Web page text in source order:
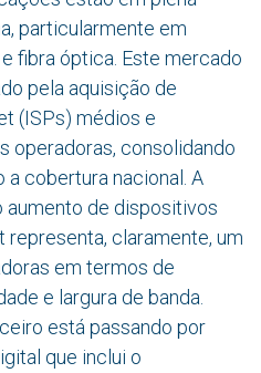
particularmente em
fibra óptica. Este mercado
pela aquisição de
(ISPs) médios e
operadoras, consolidando
a cobertura nacional. A
aumento de dispositivos
claramente, um
em termos de
e largura de banda.
está passando por
que inclui o